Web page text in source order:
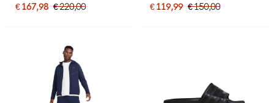
€ 167,98 € 220,00
€ 119,99 € 150,00